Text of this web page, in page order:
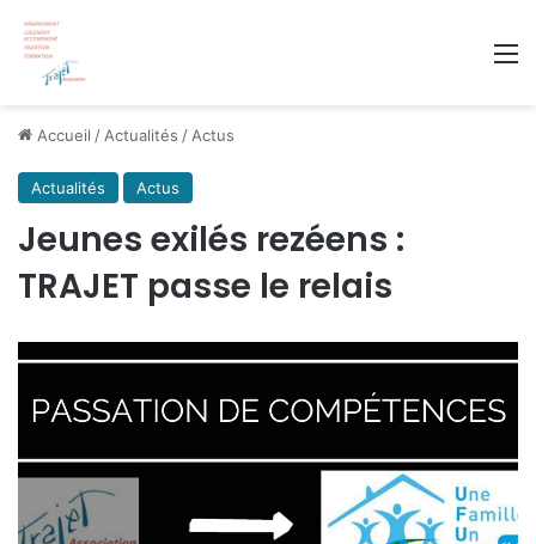
Accueil / Actualités / Actus
Actualités Actus
Jeunes exilés rezéens :
TRAJET passe le relais